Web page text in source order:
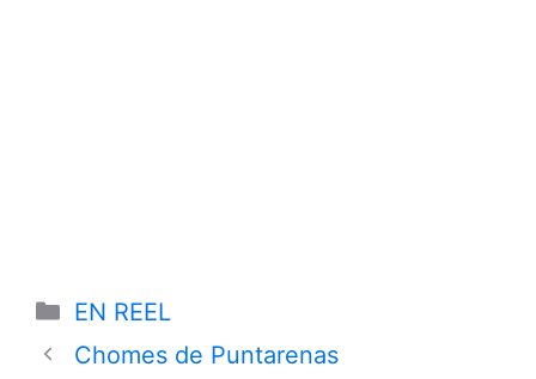
Categories
EN REEL
Chomes de Puntarenas